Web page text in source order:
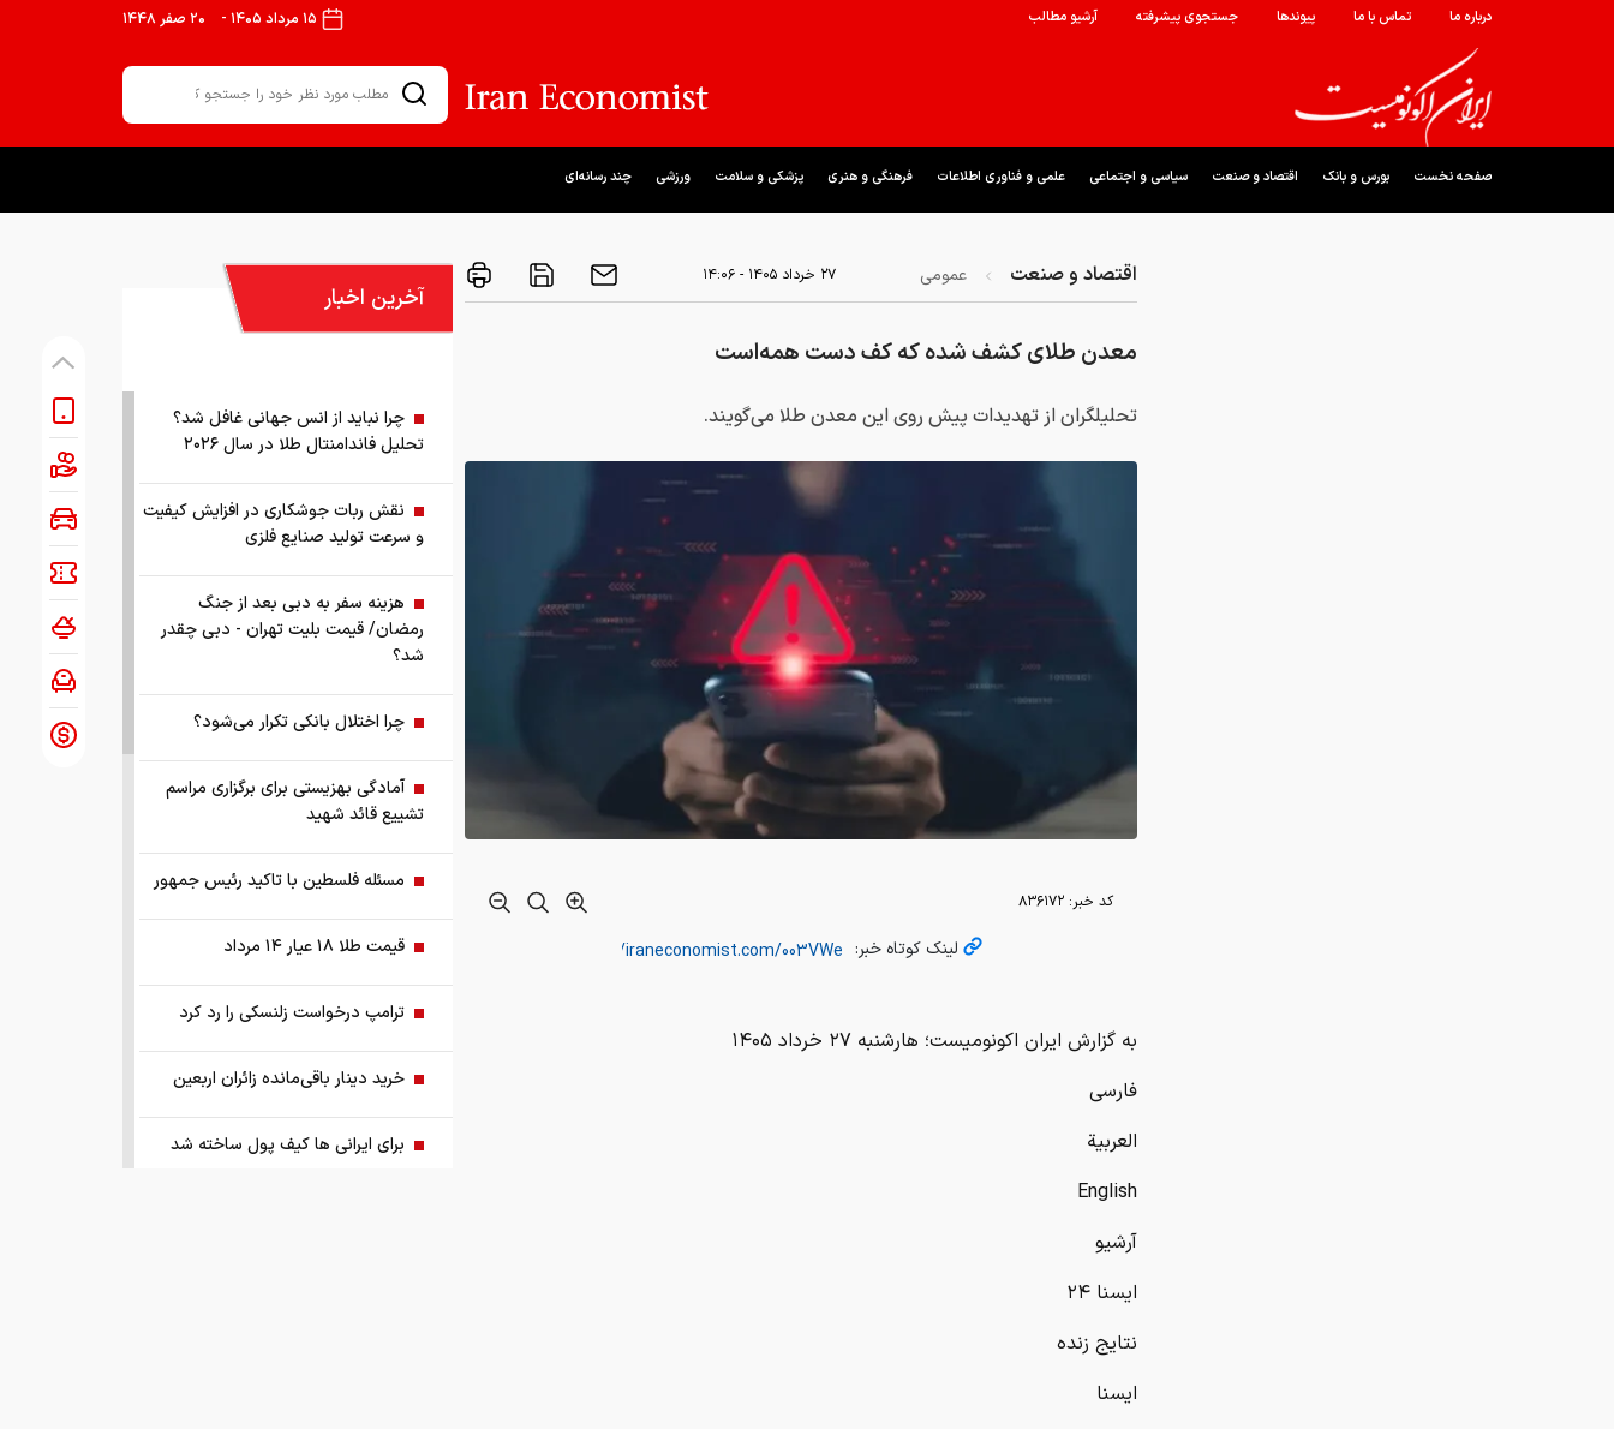
درباره ما تماس با ما پیوندها جستجوی پیشرفته آرشیو مطالب ۱۵ مرداد ۱۴۰۵ - ۲۰ صفر ۱۴۴۸
صفحه نخست بورس و بانک اقتصاد و صنعت سیاسی و اجتماعی علمی و فناوری اطلاعات فرهنگی و هنری پزشکی و سلامت ورزشی چند رسانه‌ای
اقتصاد و صنعت عمومی ۲۷ خرداد ۱۴۰۵ - ۱۴:۰۶
معدن طلای کشف شده که کف دست همه‌است
تحلیلگران از تهدیدات پیش روی این معدن طلا می‌گویند.
کد خبر: ۸۳۶۱۷۲
لینک کوتاه خبر:
به گزارش ایران اکونومیست؛ هارشنبه ۲۷ خرداد ۱۴۰۵
فارسی
العربیة
English
آرشیو
ایسنا ۲۴
نتایج زنده
ایسنا
آخرین اخبار
چرا نباید از انس جهانی غافل شد؟
تحلیل فاندامنتال طلا در سال ۲۰۲۶
نقش ربات جوشکاری در افزایش کیفیت
و سرعت تولید صنایع فلزی
هزینه سفر به دبی بعد از جنگ
رمضان/ قیمت بلیت تهران - دبی چقدر
شد؟
چرا اختلال بانکی تکرار می‌شود؟
آمادگی بهزیستی برای برگزاری مراسم
تشییع قائد شهید
مسئله فلسطین با تاکید رئیس جمهور
قیمت طلا ۱۸ عیار ۱۴ مرداد
ترامپ درخواست زلنسکی را رد کرد
خرید دینار باقی‌مانده زائران اربعین
برای ایرانی ها کیف پول ساخته شد